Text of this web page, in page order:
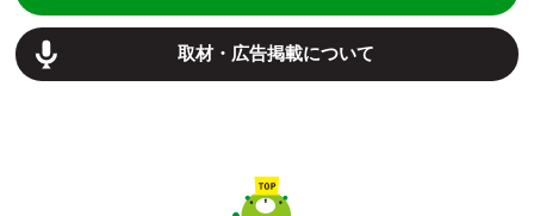
取材・広告掲載について